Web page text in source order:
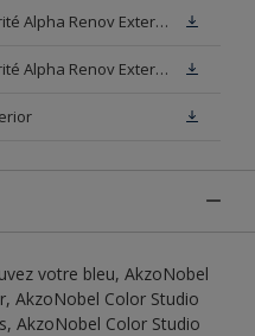
Fiche de données de sécurité Alpha Renov Exterior Base M15
Fiche de données de sécurité Alpha Renov Exterior Base W05
votre bleu, AkzoNobel
AkzoNobel Color Studio
AkzoNobel Color Studio